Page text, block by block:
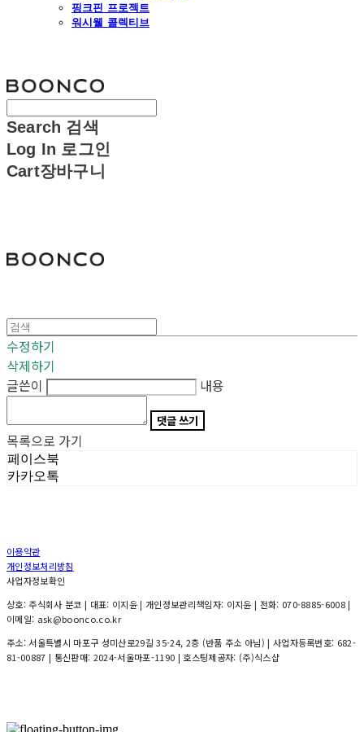
핑크핀 프로젝트
워시웰 콜렉티브
Search 검색
Log In 로그인
Cart장바구니
수정하기
삭제하기
글쓴이
내용
댓글 쓰기
목록으로 가기
페이스북
카카오톡
이용약관
개인정보처리방침
사업자정보확인
상호: 주식회사 분코 | 대표: 이지윤 | 개인정보관리책임자: 이지윤 | 전화: 070-8885-6008 |
이메일: ask@boonco.co.kr
주소: 서울특별시 마포구 성미산로29길 35-24, 2층 (반품 주소 아님) | 사업자등록번호: 682-
81-00887 | 통신판매: 2024-서울마포-1190 | 호스팅제공자: (주)식스샵